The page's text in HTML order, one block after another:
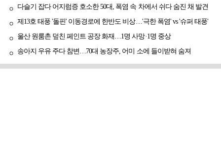
다슬기 잡다 어지럼증 호소한 50대, 폭염 속 차에서 쉬다 숨진 채 발견
제13호 태풍 '돌핀' 이동경로에 한반도 비상…'극한 폭염' vs '슈퍼 태풍'
울산 원룸촌 덮친 페인트 공장 화재…1명 사망·1명 중상
송아지 우유 주다 참변…70대 농장주, 어미 소에 들이받혀 숨져